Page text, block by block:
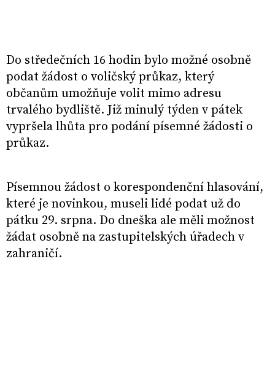
Do středečních 16 hodin bylo možné osobně
podat žádost o voličský průkaz, který
občanům umožňuje volit mimo adresu
trvalého bydliště. Již minulý týden v pátek
vypršela lhůta pro podání písemné žádosti o
průkaz.
Písemnou žádost o korespondenční hlasování,
které je novinkou, museli lidé podat už do
pátku 29. srpna. Do dneška ale měli možnost
žádat osobně na zastupitelských úřadech v
zahraničí.